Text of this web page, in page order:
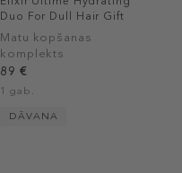
Duo For Dull Hair Gift
Set
Matu kopšanas
komplekts
89 €
1 gab.
DĀVANA